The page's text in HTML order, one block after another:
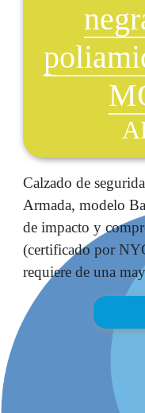
Calzado de
Armada, modelo
de impacto y
(certificado por
requiere de una